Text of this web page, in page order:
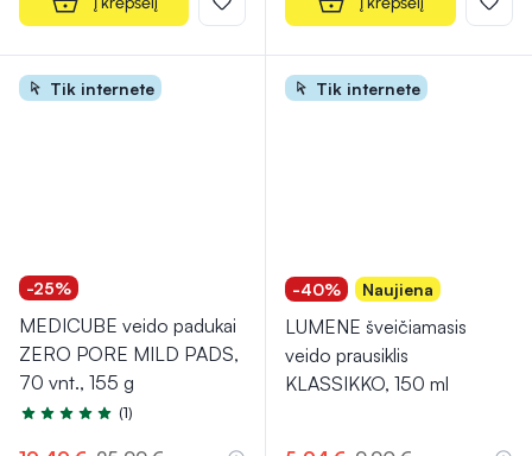
Tik internete
-25%
MEDICUBE veido padukai
ZERO PORE MILD PADS,
70 vnt., 155 g
Įvertinimas 5.0 iš 5
(1)
Tik internete
-40% Naujiena
LUMENE šveičiamasis
veido prausiklis
KLASSIKKO, 150 ml